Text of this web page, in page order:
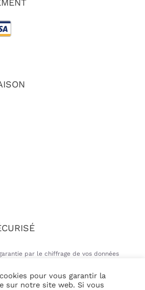
par le chiffrage de vos données
pour vous garantir la
sur notre site web. Si vous